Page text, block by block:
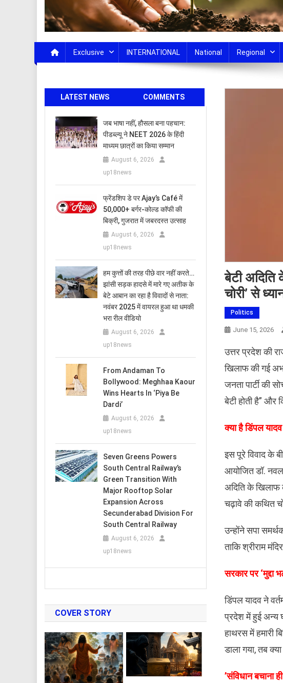
Exclusive INTERNATIONAL National Regional
बेटी अदिति
चोरी’ से
Politics
June 15, 2026
उत्तर प्रदेश की
खिलाफ की गई
जनता पार्टी की
बेटी होती है” और
क्या है डिंपल यादव
इस पूरे विवाद के
आयोजित डॉ. नवल
अदिति के खिलाफ
चढ़ावे की कथित
उन्होंने सपा
ताकि श्रीराम
सरकार पर ‘मुद्दा
डिंपल यादव ने
प्रदेश में हुई अन्य
हाथरस में हमारी
डाला गया, तब
​’संविधान बचाना
LATEST NEWS COMMENTS
जब भाषा नहीं, हौसला बना पहचान:
पीडब्ल्यू ने NEET 2026 के हिंदी
माध्यम छात्रों का किया सम्मान
August 6, 2026
up18news
फ्रेंडशिप डे पर Ajay’s Café में
50,000+ बर्गर-कोल्ड कॉफी की
बिक्री, गुजरात में जबरदस्त उत्साह
August 6, 2026
up18news
हम कुत्तों की तरह पीछे वार नहीं करते…
झांसी सड़क हादसे में मारे गए अतीक के
बेटे आबान का रहा है विवादों से नाता:
नवंबर 2025 में वायरल हुआ था धमकी
भरा रील वीडियो
August 6, 2026
up18news
From Andaman To
Bollywood: Meghhaa Kaour
Wins Hearts In ‘Piya Be
Dardi’
August 6, 2026
up18news
Seven Greens Powers
South Central Railway’s
Green Transition With
Major Rooftop Solar
Expansion Across
Secunderabad Division For
South Central Railway
August 6, 2026
up18news
COVER STORY